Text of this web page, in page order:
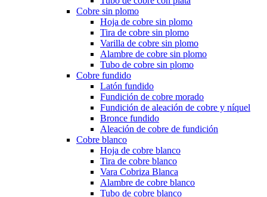
Cobre sin plomo
Hoja de cobre sin plomo
Tira de cobre sin plomo
Varilla de cobre sin plomo
Alambre de cobre sin plomo
Tubo de cobre sin plomo
Cobre fundido
Latón fundido
Fundición de cobre morado
Fundición de aleación de cobre y níquel
Bronce fundido
Aleación de cobre de fundición
Cobre blanco
Hoja de cobre blanco
Tira de cobre blanco
Vara Cobriza Blanca
Alambre de cobre blanco
Tubo de cobre blanco